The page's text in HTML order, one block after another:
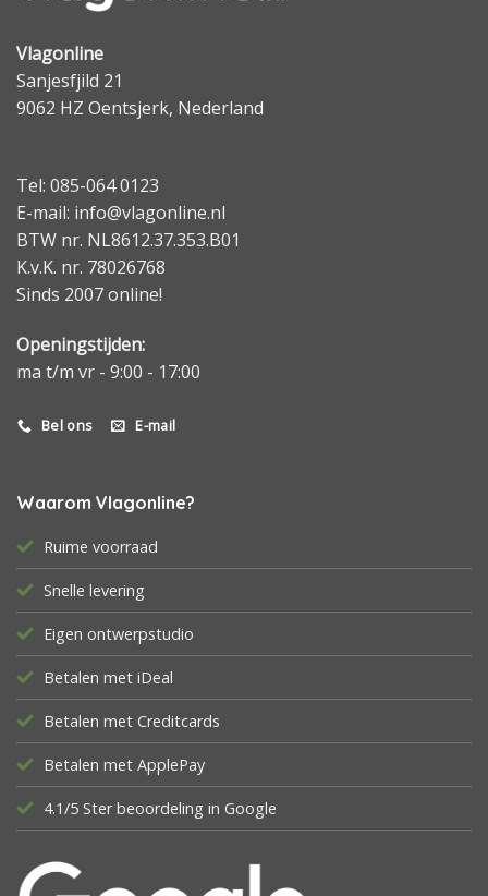
Vlagonline
Sanjesfjild 21
9062 HZ Oentsjerk, Nederland
Tel: 085-064 0123
E-mail: info@vlagonline.nl
BTW nr. NL8612.37.353.B01
K.v.K. nr. 78026768
Sinds 2007 online!
Openingstijden:
ma t/m vr - 9:00 - 17:00
Bel ons E-mail
Waarom Vlagonline?
Ruime voorraad
Snelle levering
Eigen ontwerpstudio
Betalen met iDeal
Betalen met Creditcards
Betalen met ApplePay
4.1/5 Ster beoordeling in Google